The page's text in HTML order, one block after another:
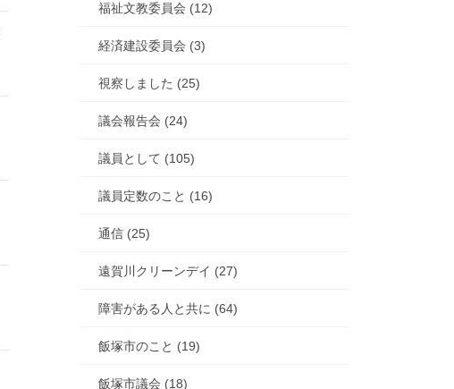
福祉文教委員会 (12)
経済建設委員会 (3)
視察しました (25)
議会報告会 (24)
議員として (105)
議員定数のこと (16)
通信 (25)
遠賀川クリーンデイ (27)
障害がある人と共に (64)
飯塚市のこと (19)
飯塚市議会 (18)